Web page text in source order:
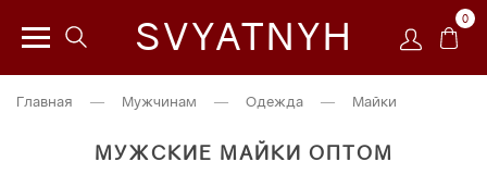
SVYATNYH 0
Главная — Мужчинам — Одежда — Майки
МУЖСКИЕ МАЙКИ ОПТОМ